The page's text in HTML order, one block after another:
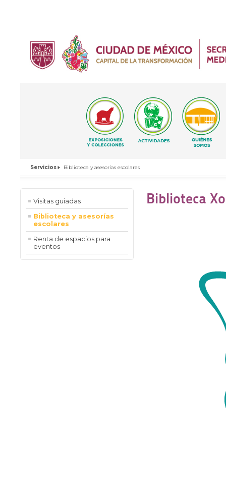
Servicios Biblioteca y asesorías escolares
Visitas guiadas
Biblioteca y asesorías
escolares
Renta de espacios para
eventos
Biblioteca